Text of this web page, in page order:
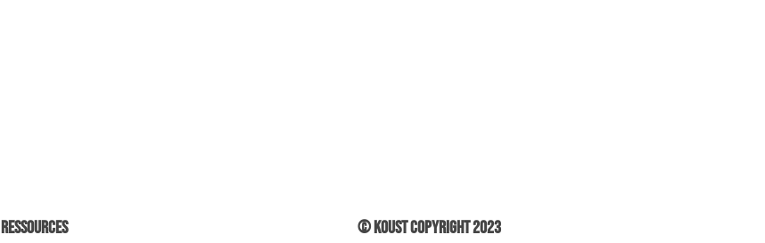
Ressources © Koust Copyright 2023